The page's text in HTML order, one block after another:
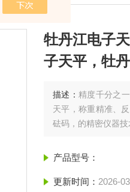
牡丹江电子
子天平，牡
描述： 精度千分之
天平，称重精准、
砝码，的精密仪器
产品型号：
更新时间： 2026-